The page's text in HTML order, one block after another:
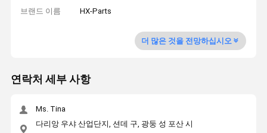
브랜드 이름 HX-Parts
더 많은 것을 전망하십시오
연락처 세부 사항
Ms. Tina
다리앙 우샤 산업단지, 션데 구, 광둥 성 포산 시